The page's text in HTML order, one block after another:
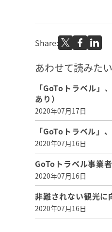
Share:
あわせて読みたい
「GoToトラベル
あり）
2020年07月17日
「GoToトラベル」
2020年07月16日
GoToトラベル事業
2020年07月16日
非難されない観光に
2020年07月16日